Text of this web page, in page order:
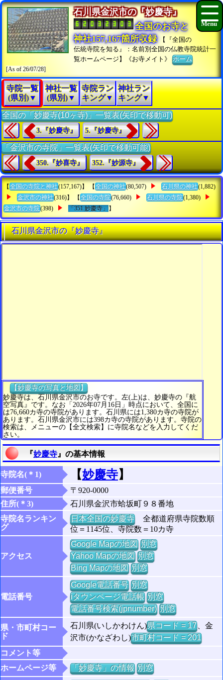
石川県金沢市の『妙慶寺』
全国のお寺と
神社157,167箇所収録
【『全国の
伝統寺院を知る』：名前別全国の仏教寺院統計一
覧ホームページ】《お寺メイト》ホーム
[As of 26/07/28]
寺院一覧
(県別)▼
神社一覧
(県別)▼
寺院ラン
キング▼
神社ラン
キング▼
全国の「妙慶寺(10ヶ寺)」一覧表(矢印で移動可)
3.『妙慶寺』 5.『妙慶寺』
「金沢市の寺院」一覧表(矢印で移動可能)
350.『妙喜寺』 352.『妙源寺』
【 全国の寺院と神社(157,167)】 【 全国の神社(80,507) 石川県の神社(1,882)
金沢市の神社(316)】 【 全国の寺院(76,660) 石川県の寺院(1,380)
金沢市の寺院(398) 「351.妙慶寺」 】
石川県金沢市の『妙慶寺』
【妙慶寺の写真と地図】
妙慶寺は、石川県金沢市のお寺です。左(上)は、妙慶寺の『航
空写真』です。なお「2026年07月16日」時点において、全国に
は76,660カ寺の寺院があります。石川県には1,380カ寺の寺院が
あります。石川県金沢市には398カ寺の寺院があります。寺院の
検索は、メニューの【全文検索】に寺院名などを入力してくだ
さい。
『妙慶寺 』の基本情報
寺院名(＊1) 【妙慶寺】
郵便番号
〒920-0000
住所(＊3)
石川県金沢市蛤坂町９８番地
寺院名ランキン
グ
日本全国の妙慶寺全都道府県寺院数順
位＝1145位、寺院数＝10カ寺
アクセス
Google Mapの地図 別窓
Yahoo Mapの地図 別窓
Bing Mapの地図 別窓
電話番号
Google電話番号 別窓
iタウンページ電話帳 別窓
電話番号検索(jpnumber) 別窓
県・市町村コー
ド
石川県(いしかわけん)県コード = 17、金
沢市(かなざわし)市町村コード = 201
コメント等
ホームページ等
「妙慶寺」の情報 別窓